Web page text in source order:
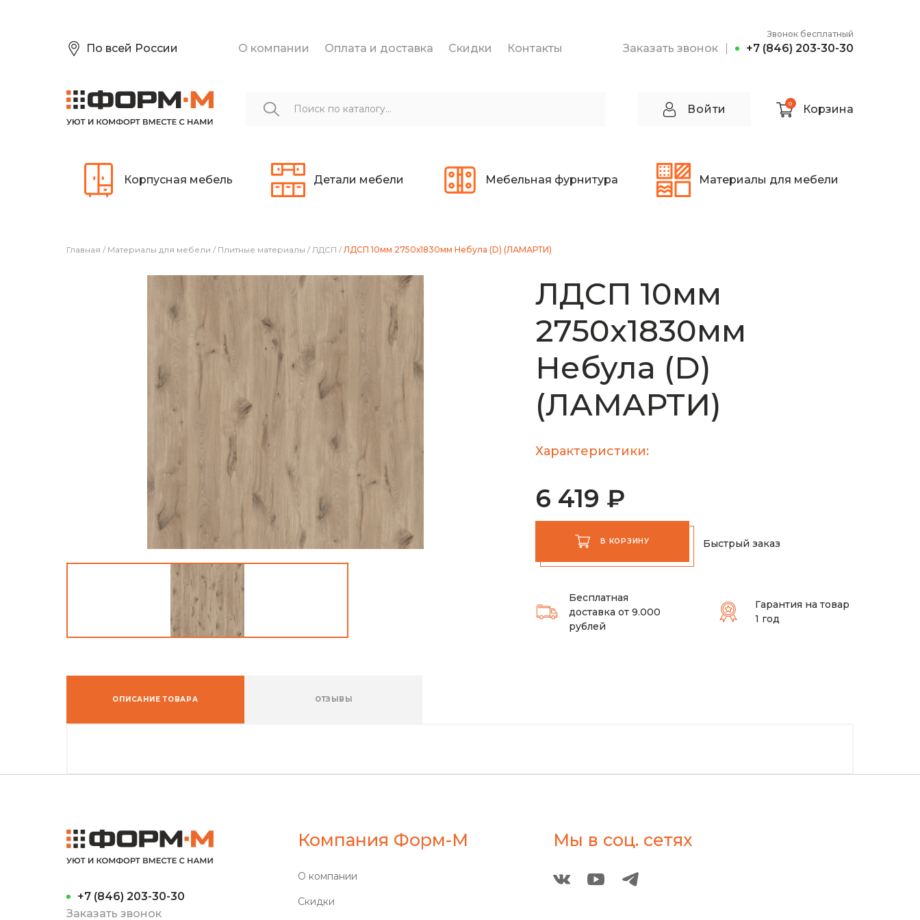
По всей России О компании Оплата и доставка Скидки Контакты Заказать звонок
Звонок бесплатный
+7 (846) 203-30-30
Войти 0 Корзина
Корпусная мебель Детали мебели Мебельная фурнитура Материалы для мебели
Главная / Материалы для мебели / Плитные материалы / ЛДСП / ЛДСП 10мм 2750х1830мм Небула (D) (ЛАМАРТИ)
ЛДСП 10мм
2750х1830мм
Небула (D)
(ЛАМАРТИ)
Характеристики:
6 419 ₽
В КОРЗИНУ Быстрый заказ
Бесплатная
доставка от 9.000
рублей
Гарантия на товар
1 год
ОПИСАНИЕ ТОВАРА ОТЗЫВЫ
+7 (846) 203-30-30
Заказать звонок
Компания Форм-М
О компании
Скидки
Мы в соц. сетях